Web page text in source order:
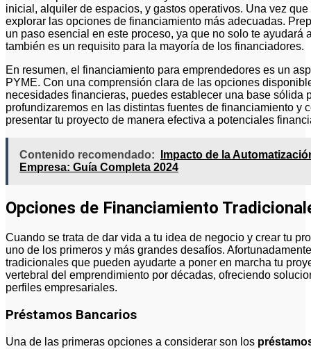
inicial, alquiler de espacios, y gastos operativos. Una vez
explorar las opciones de financiamiento más adecuadas.
un paso esencial en este proceso, ya que no solo te ayudará
también es un requisito para la mayoría de los financiadores.
En resumen, el financiamiento para emprendedores es un
PYME. Con una comprensión clara de las opciones
necesidades financieras, puedes establecer una base sólida
profundizaremos en las distintas fuentes de financiamiento y
presentar tu proyecto de manera efectiva a potenciales
Contenido recomendado:
Impacto de la
Empresa: Guía Completa 2024
Opciones de Financiamiento
Cuando se trata de dar vida a tu idea de negocio y crear tu
uno de los primeros y más grandes desafíos.
tradicionales que pueden ayudarte a poner en marcha tu
vertebral del emprendimiento por décadas, ofreciendo
perfiles empresariales.
Préstamos Bancarios
Una de las primeras opciones a considerar son los